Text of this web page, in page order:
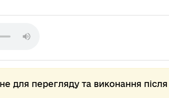
для перегляду та виконання після